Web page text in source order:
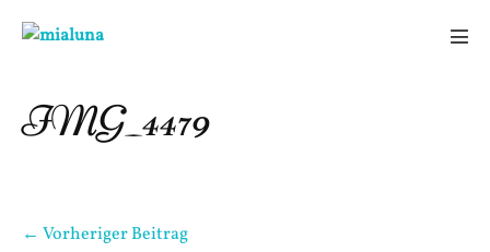
Inhalt
IMG_4479
Beitragsnavigation
← Vorheriger Beitrag